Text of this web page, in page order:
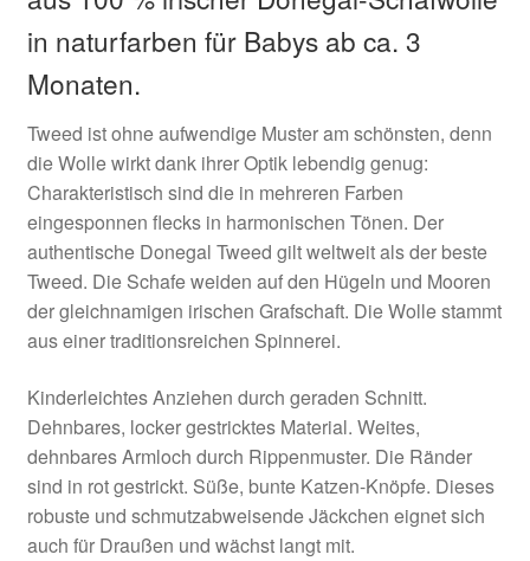
in naturfarben für Babys ab ca. 3
Monaten.
Tweed ist ohne aufwendige Muster am schönsten, denn
die Wolle wirkt dank ihrer Optik lebendig genug:
Charakteristisch sind die in mehreren Farben
eingesponnen flecks in harmonischen Tönen. Der
authentische Donegal Tweed gilt weltweit als der beste
Tweed. Die Schafe weiden auf den Hügeln und Mooren
der gleichnamigen irischen Grafschaft. Die Wolle stammt
aus einer traditionsreichen Spinnerei.
Kinderleichtes Anziehen durch geraden Schnitt.
Dehnbares, locker gestricktes Material. Weites,
dehnbares Armloch durch Rippenmuster. Die Ränder
sind in rot gestrickt. Süße, bunte Katzen-Knöpfe. Dieses
robuste und schmutzabweisende Jäckchen eignet sich
auch für Draußen und wächst langt mit.